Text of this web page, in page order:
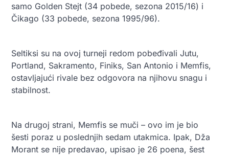
samo Golden Stejt (34 pobede, sezona 2015/16) i
Čikago (33 pobede, sezona 1995/96).
Seltiksi su na ovoj turneji redom pobeđivali Jutu,
Portland, Sakramento, Finiks, San Antonio i Memfis,
ostavljajući rivale bez odgovora na njihovu snagu i
stabilnost.
Na drugoj strani, Memfis se muči – ovo im je bio
šesti poraz u poslednjih sedam utakmica. Ipak, Dža
Morant se nije predavao, upisao je 26 poena, šest